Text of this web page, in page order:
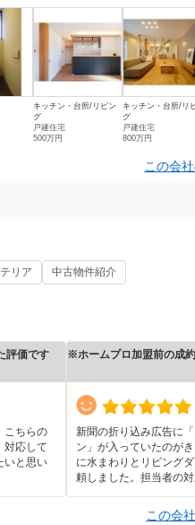
キッチン・台所/リビン
グ
戸建住宅
500万円
キッチン・台所/リ
グ
戸建住宅
800万円
この会
リア 中古物件紹介
評価です
こちらの
対応して
いと思い
※ホームプロ加盟前の成
新聞の折り込み広告に
ン」が入っていたのが
に水まわりとリビング
頼しました。担当者の
この会